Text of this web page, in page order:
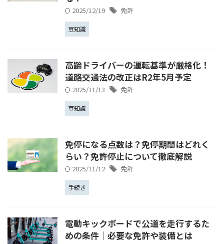
2025/12/19 免許
豆知識
高齢ドライバーの運転基準が厳格化！
道路交通法の改正はR2年5月予定
2025/11/13 免許
豆知識
免停になる点数は？免停期間はどれく
らい？免許停止について徹底解説
2025/11/12 免許
手続き
電動キックボードで公道を走行するた
めの条件│必要な免許や装備とは